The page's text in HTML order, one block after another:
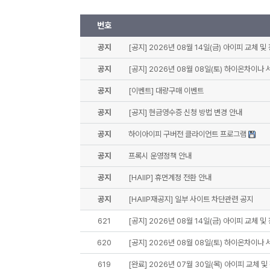
번호
공지 [공지] 2026년 08월 14일(금) 아이피 교체 및
공지 [공지] 2026년 08월 08일(토) 하이온차이나
공지 [이벤트] 대량구매 이벤트
공지 [공지] 현금영수증 신청 방법 변경 안내
공지 하이아이피 구버전 클라이언트 프로그램
공지 프록시 운영정책 안내
공지 [HAIIP] 휴먼계정 전환 안내
공지 [HAIIP재공지] 일부 사이트 차단관련 공지
621 [공지] 2026년 08월 14일(금) 아이피 교체 및
620 [공지] 2026년 08월 08일(토) 하이온차이나
619 [완료] 2026년 07월 30일(목) 아이피 교체 및